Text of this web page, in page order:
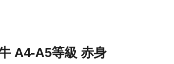
A4-A5等級 赤身